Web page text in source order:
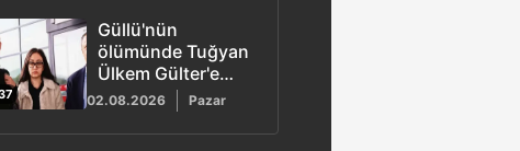
Güllü'nün
ölümünde Tuğyan
Ülkem Gülter'e
ağırlaştırılmış
müebbet hapis
talebi
02.08.2026 Pazar